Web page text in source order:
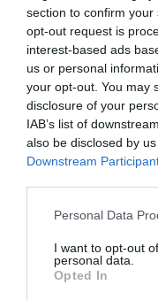
section to confirm
opt-out request is
interest-based ads
us or personal
your opt-out. You may
disclosure of your
IAB’s list of
also be disclosed by
Downstream
Personal Data
I want to opt-out
personal data.
Opted In
Árboles ornamentales
Cordyline
11 febrero, 2021
Dificultad baja
Planta arbustiva o
estrechas y planas,
color rosa brillante.
inflorescencias
pequeñas de color